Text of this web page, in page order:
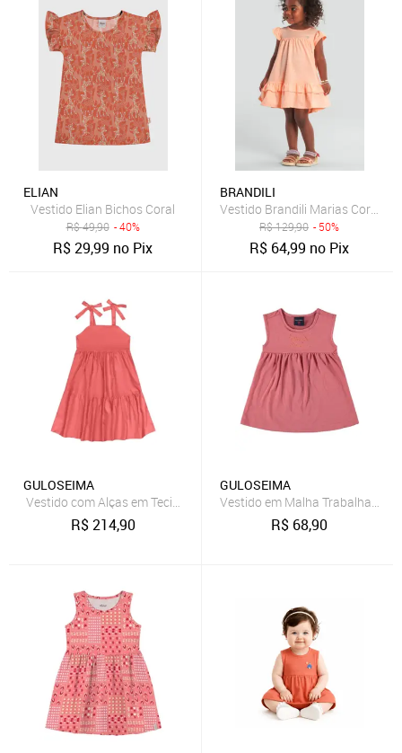
ELIAN
Vestido Elian Bichos Coral
R$49,90 - 40%
R$29,99 no Pix
BRANDILI
Vestido Brandili Marias Coral
R$129,90 - 50%
R$ 64,99 no Pix
GULOSEIMA
Vestido com Alças em Tecido para Menina Guloseima Coral
R$214,90
GULOSEIMA
Vestido em Malha Trabalhada
R$ 68,90